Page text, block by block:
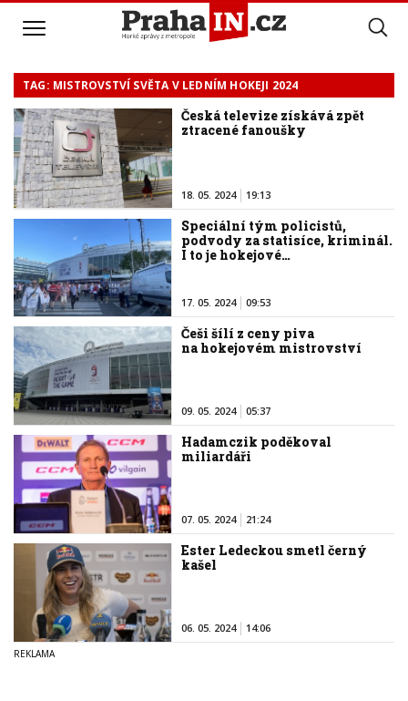
TAG: MISTROVSTVÍ SVĚTA V LEDNÍM HOKEJI 2024
Česká televize získává zpět
ztracené fanoušky
18. 05. 2024 19:13
Speciální tým policistů,
podvody za statisíce, kriminál.
I to je hokejové…
17. 05. 2024 09:53
Češi šílí z ceny piva
na hokejovém mistrovství
09. 05. 2024 05:37
Hadamczik poděkoval
miliardáři
07. 05. 2024 21:24
Ester Ledeckou smetl černý
kašel
06. 05. 2024 14:06